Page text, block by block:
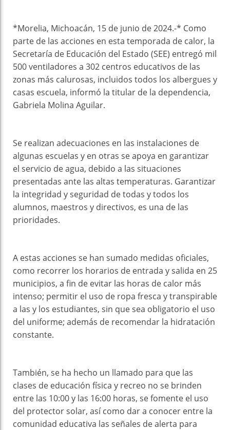
*Morelia, Michoacán, 15 de junio de 2024.-* Como
parte de las acciones en esta temporada de calor, la
Secretaría de Educación del Estado (SEE) entregó mil
500 ventiladores a 302 centros educativos de las
zonas más calurosas, incluidos todos los albergues y
casas escuela, informó la titular de la dependencia,
Gabriela Molina Aguilar.
Se realizan adecuaciones en las instalaciones de
algunas escuelas y en otras se apoya en garantizar
el servicio de agua, debido a las situaciones
presentadas ante las altas temperaturas. Garantizar
la integridad y seguridad de todas y todos los
alumnos, maestros y directivos, es una de las
prioridades.
A estas acciones se han sumado medidas oficiales,
como recorrer los horarios de entrada y salida en 25
municipios, a fin de evitar las horas de calor más
intenso; permitir el uso de ropa fresca y transpirable
a las y los estudiantes, sin que sea obligatorio el uso
del uniforme; además de recomendar la hidratación
constante.
También, se ha hecho un llamado para que las
clases de educación física y recreo no se brinden
entre las 10:00 y las 16:00 horas, se fomente el uso
del protector solar, así como dar a conocer entre la
comunidad educativa las señales de alerta para